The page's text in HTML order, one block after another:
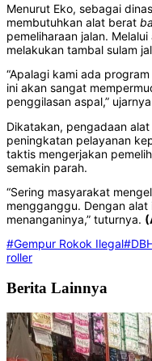
Menurut Eko, sebagai
membutuhkan alat berat
pemeliharaan jalan.
melakukan tambal sulam
“Apalagi kami ada
ini akan sangat
penggilasan aspal,”
Dikatakan, pengadaan alat
peningkatan pelayanan
taktis mengerjakan
semakin parah.
“Sering masyarakat
mengganggu. Dengan
menanganinya,” tuturnya.
#Gempur Rokok Ilegal
roller
Berita Lainnya